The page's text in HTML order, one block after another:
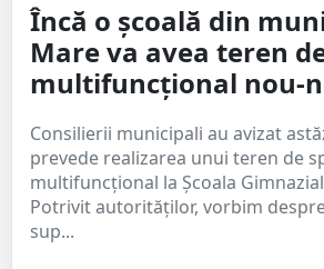
Încă o școală din
Mare va avea teren
multifuncțional nou-
Consilierii municipali au avizat
prevede realizarea unui teren de
multifuncțional la Școala
Potrivit autorităților, vorbim
sup...